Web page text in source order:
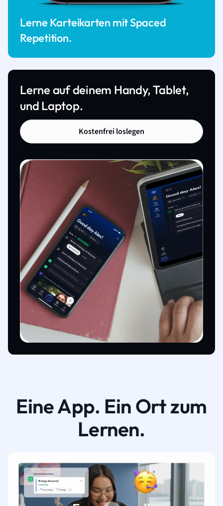
Lerne Karteikarten mit Spaced
Repetition.
Lerne auf deinem Handy, Tablet,
und Laptop.
Kostenfrei loslegen
Eine App. Ein Ort zum
Lernen.